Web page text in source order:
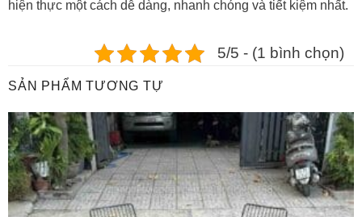
hiện thực một cách dễ dàng, nhanh chóng và tiết kiệm nhất.
5/5 - (1 bình chọn)
SẢN PHẨM TƯƠNG TỰ